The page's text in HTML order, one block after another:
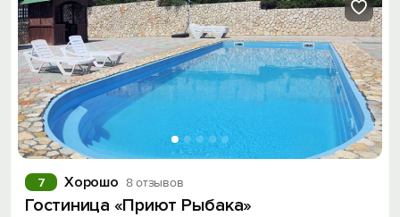
Хорошо 8 отзывов
7
Гостиница «Приют Рыбака»